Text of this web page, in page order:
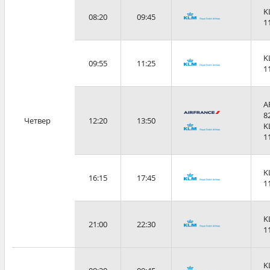
Четвер
08:20 09:45
09:55 11:25
12:20 13:50
16:15 17:45
21:00 22:30